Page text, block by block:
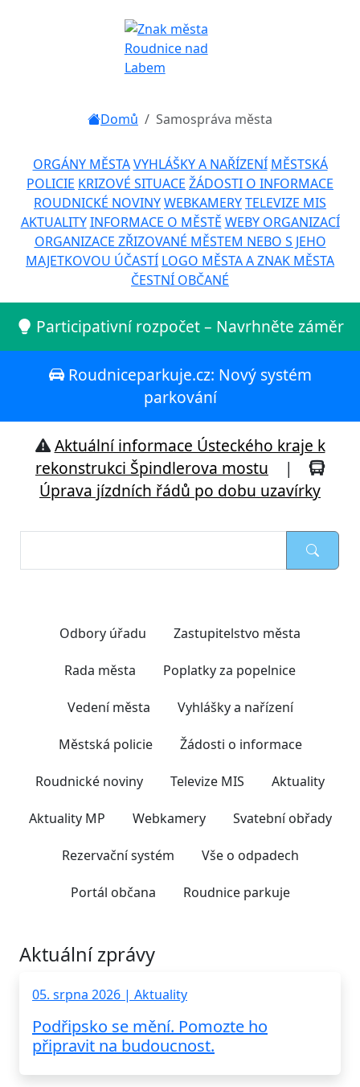
Domů Samospráva města
ORGÁNY MĚSTA VYHLÁŠKY A NAŘÍZENÍ MĚSTSKÁ
POLICIE KRIZOVÉ SITUACE ŽÁDOSTI O INFORMACE
ROUDNICKÉ NOVINYWEBKAMERYTELEVIZE MIS
AKTUALITY INFORMACE O MĚSTĚ WEBY ORGANIZACÍ
ORGANIZACE ZŘIZOVANÉ MĚSTEM NEBO S JEHO
MAJETKOVOU ÚČASTÍ LOGO MĚSTA A ZNAK MĚSTA
ČESTNÍ OBČANÉ
Participativní rozpočet – Navrhněte záměr
Roudniceparkuje.cz: Nový systém
parkování
Aktuální informace Ústeckého kraje k
rekonstrukci Špindlerova mostu |
Úprava jízdních řádů po dobu uzavírky
Odbory úřadu Zastupitelstvo města
Rada města Poplatky za popelnice
Vedení města Vyhlášky a nařízení
Městská policie Žádosti o informace
Roudnické noviny Televize MIS Aktuality
Aktuality MP Webkamery Svatební obřady
Rezervační systém Vše o odpadech
Portál občana Roudnice parkuje
Aktuální zprávy
05. srpna 2026 | Aktuality
Podřipsko se mění. Pomozte ho
připravit na budoucnost.